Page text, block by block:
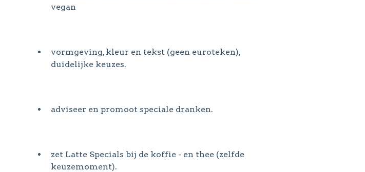
vegan
vormgeving, kleur en tekst (geen euroteken),
duidelijke keuzes.
adviseer en promoot speciale dranken.
zet Latte Specials bij de koffie - en thee (zelfde
keuzemoment).